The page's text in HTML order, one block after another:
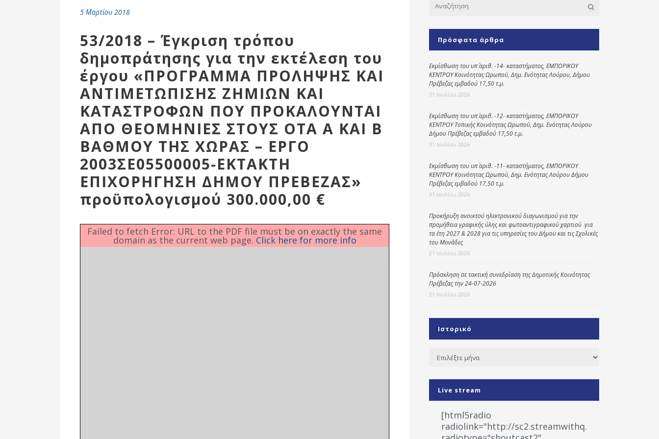
Γραφείο εσόδων
Παιδικοί σταθμοί
Κοινωνικό
Kοινωνικό
φαρμακείο
Πρόγραμμα
“Βοήθεια στο σπίτι”
Κέντρο Ημερήσιας
Ηλικιωμένων
(Κ.Η.Φ.Η.) Πρέβεζας
Αθλητικές
Υποδομές
Εκδηλώσεις
Βιβλιοθήκη
Δίκτυο
5 Μαρτίου 2018
53/2018 – Έγκριση τρόπου
δημοπράτησης για την εκτέλεση του
έργου «ΠΡΟΓΡΑΜΜΑ ΠΡΟΛΗΨΗΣ ΚΑΙ
ΑΝΤΙΜΕΤΩΠΙΣΗΣ ΖΗΜΙΩΝ ΚΑΙ
ΚΑΤΑΣΤΡΟΦΩΝ ΠΟΥ ΠΡΟΚΑΛΟΥΝΤΑΙ
ΑΠΟ ΘΕΟΜΗΝΙΕΣ ΣΤΟΥΣ ΟΤΑ Α ΚΑΙ Β
ΒΑΘΜΟΥ ΤΗΣ ΧΩΡΑΣ – ΕΡΓΟ
2003ΣΕ05500005-ΕΚΤΑΚΤΗ
ΕΠΙΧΟΡΗΓΗΣΗ ΔΗΜΟΥ ΠΡΕΒΕΖΑΣ»
προϋπολογισμού 300.000,00 €
Failed to fetch Error: URL to the PDF file must be on exactly the same
domain as the current web page. Click here for more info
Πρόσφατα άρθρα
Εκμίσθωση του υπ΄ αριθ. -14- καταστήματος, ΕΜΠΟΡΙΚΟΥ
ΚΕΝΤΡΟΥ Κοινότητας Ωρωπού, Δημ. Ενότητας Λούρου, Δήμου
Πρέβεζας εμβαδού 17,50 τ.μ.
31 Ιουλίου 2026
Εκμίσθωση του υπ΄ αριθ. -12- καταστήματος, ΕΜΠΟΡΙΚΟΥ
ΚΕΝΤΡΟΥ Τοπικής Κοινότητας Ωρωπού, Δημ. Ενότητας Λούρου
Δήμου Πρέβεζας εμβαδού 17,50 τ.μ.
31 Ιουλίου 2026
Εκμίσθωση του υπ΄ αριθ. -11- καταστήματος, ΕΜΠΟΡΙΚΟΥ
ΚΕΝΤΡΟΥ Κοινότητας Ωρωπού, Δημ. Ενότητας Λούρου Δήμου
Πρέβεζας εμβαδού 17,50 τ.μ.
31 Ιουλίου 2026
Προκήρυξη ανοικτού ηλεκτρονικού διαγωνισμού για την
προμήθεια γραφικής ύλης και φωτοαντιγραφικού χαρτιού για
τα έτη 2027 & 2028 για τις υπηρεσίες του Δήμου και τις Σχολικές
του Μονάδες
21 Ιουλίου 2026
Πρόσκληση σε τακτική συνεδρίαση της Δημοτικής Κοινότητας
Πρέβεζας την 24-07-2026
21 Ιουλίου 2026
Ιστορικό
Ιστορικό
Live stream
[html5radio
radiolink="http://sc2.streamwithq.com:8028/